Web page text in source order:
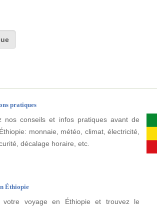
pratiques
nos conseils et infos pratiques avant de
monnaie, météo, climat, électricité,
décalage horaire, etc.
Éthiopie
votre voyage en Éthiopie et trouvez le